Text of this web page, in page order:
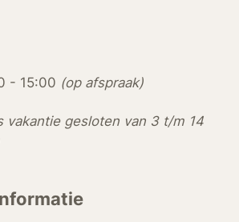
- 15:00 (op afspraak)
vakantie gesloten van 3 t/m 14